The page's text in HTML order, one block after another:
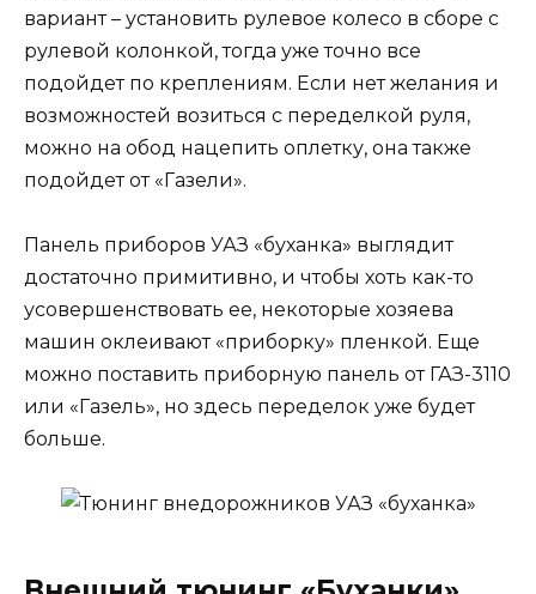
вариант – установить рулевое колесо в сборе с
рулевой колонкой, тогда уже точно все
подойдет по креплениям. Если нет желания и
возможностей возиться с переделкой руля,
можно на обод нацепить оплетку, она также
подойдет от «Газели».
Панель приборов УАЗ «буханка» выглядит
достаточно примитивно, и чтобы хоть как-то
усовершенствовать ее, некоторые хозяева
машин оклеивают «приборку» пленкой. Еще
можно поставить приборную панель от ГАЗ-3110
или «Газель», но здесь переделок уже будет
больше.